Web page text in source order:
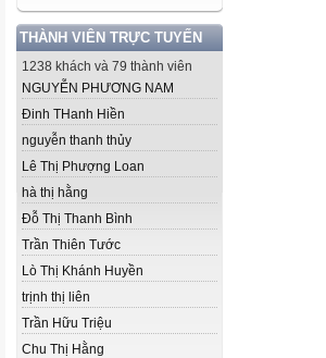
THÀNH VIÊN TRỰC TUYẾN
1238 khách và 79 thành viên
NGUYỄN PHƯƠNG NAM
Đinh THanh Hiền
nguyễn thanh thủy
Lê Thị Phượng Loan
hà thị hằng
Đỗ Thị Thanh Bình
Trần Thiên Tước
Lò Thị Khánh Huyền
trịnh thị liên
Trần Hữu Triệu
Chu Thị Hằng